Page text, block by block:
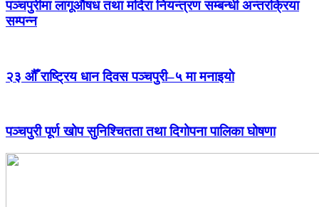
पञ्चपुरीमा लागूऔषध तथा मदिरा नियन्त्रण सम्बन्धी अन्तरक्रिया
सम्पन्न
२३ औँ राष्ट्रिय धान दिवस पञ्चपुरी–५ मा मनाइयाे
पञ्चपुरी पूर्ण खोप सुनिश्चितता तथा दिगोपना पालिका घोषणा